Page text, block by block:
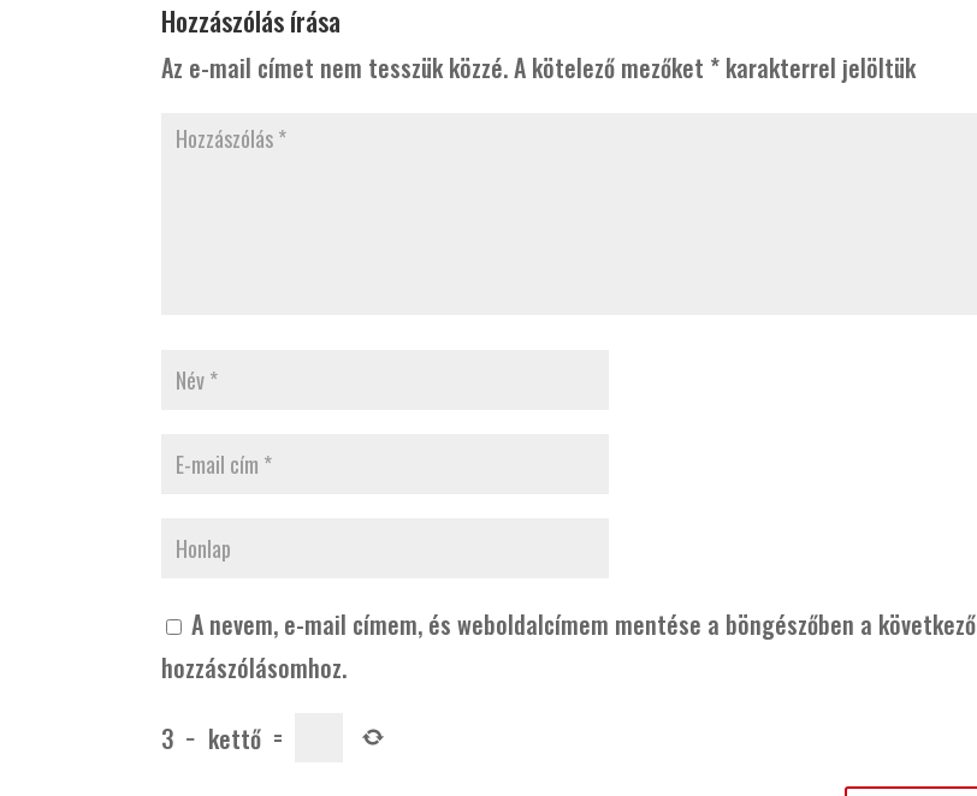
Hozzászólás írása
Az e-mail címet nem tesszük közzé.A kötelező mezőket * karakterrel jelöltük
A nevem, e-mail címem, és weboldalcímem mentése a böngészőben a következő
hozzászólásomhoz.
3 − kettő =